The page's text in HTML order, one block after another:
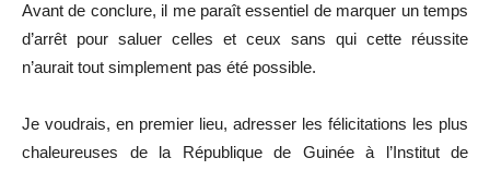
Avant de conclure, il me paraît essentiel de marquer un temps
d’arrêt pour saluer celles et ceux sans qui cette réussite
n’aurait tout simplement pas été possible.
Je voudrais, en premier lieu, adresser les félicitations les plus
chaleureuses de la République de Guinée à l’Institut de